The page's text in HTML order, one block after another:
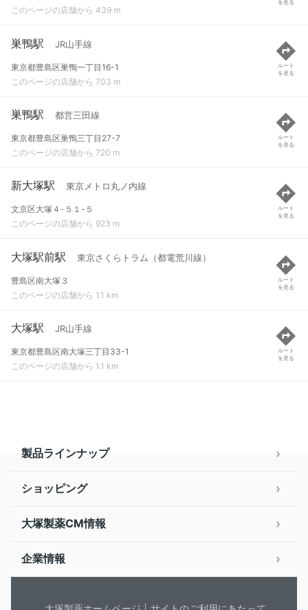
このページの店舗から 439 m
を見る
巣鴨駅 JR山手線
東京都豊島区巣鴨一丁目16-1
このページの店舗から 703 m
ルート
を見る
巣鴨駅 都営三田線
東京都豊島区巣鴨三丁目27-7
このページの店舗から 720 m
ルート
を見る
新大塚駅 東京メトロ丸ノ内線
文京区大塚４-５１-５
このページの店舗から 923 m
ルート
を見る
大塚駅前駅 東京さくらトラム（都電荒川線）
豊島区南大塚３
このページの店舗から 1.1 km
ルート
を見る
大塚駅 JR山手線
東京都豊島区南大塚三丁目33-1
このページの店舗から 1.1 km
ルート
を見る
製品ラインナップ
ショッピング
大塚製薬CM情報
企業情報